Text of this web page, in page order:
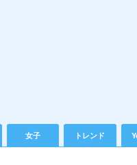
女子 トレンド